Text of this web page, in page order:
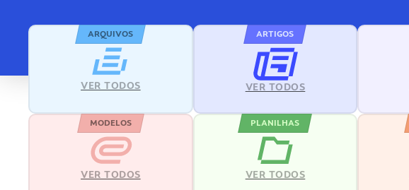
ARQUIVOS
VER TODOS
ARTIGOS
VER TODOS
MODELOS
VER TODOS
PLANILHAS
VER TODOS